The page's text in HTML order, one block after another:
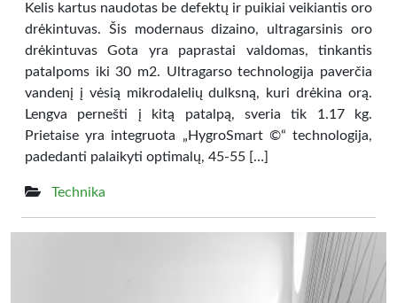
Kelis kartus naudotas be defektų ir puikiai veikiantis oro
drėkintuvas. Šis modernaus dizaino, ultragarsinis oro
drėkintuvas Gota yra paprastai valdomas, tinkantis
patalpoms iki 30 m2. Ultragarso technologija paverčia
vandenį į vėsią mikrodalelių dulksną, kuri drėkina orą.
Lengva pernešti į kitą patalpą, sveria tik 1.17 kg.
Prietaise yra integruota „HygroSmart ©“ technologija,
padedanti palaikyti optimalų, 45-55 […]
Technika